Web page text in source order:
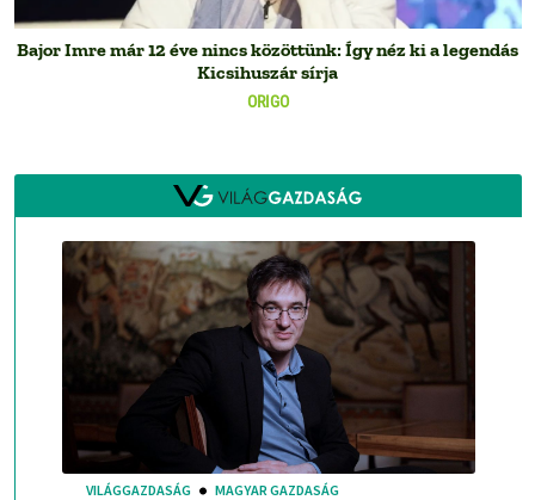
ORIGO
Bajor Imre már 12 éve nincs közöttünk: Így néz ki a legendás
Kicsihuszár sírja
VILÁGGAZDASÁG MAGYAR GAZDASÁG